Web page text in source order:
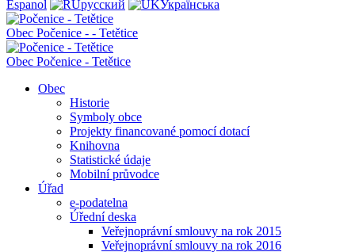
Espanol
русский Українська
Obec Počenice - - Tetětice
Obec Počenice - Tetětice
Obec
Historie
Symboly obce
Projekty financované pomocí dotací
Knihovna
Statistické údaje
Mobilní průvodce
Úřad
e-podatelna
Úřední deska
Veřejnoprávní smlouvy na rok 2015
Veřejnoprávní smlouvy na rok 2016